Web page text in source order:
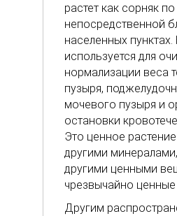
растет как сорняк
непосредственной
населенных
используется для
нормализации веса
пузыря,
мочевого пузыря и
остановки
Это ценное
другими
другими ценными
чрезвычайно
Другим